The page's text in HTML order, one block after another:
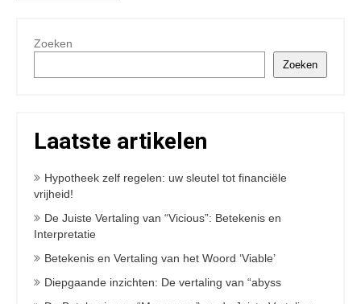
Zoeken
Zoeken
Laatste artikelen
Hypotheek zelf regelen: uw sleutel tot financiële
vrijheid!
De Juiste Vertaling van “Vicious”: Betekenis en
Interpretatie
Betekenis en Vertaling van het Woord ‘Viable’
Diepgaande inzichten: De vertaling van “abyss